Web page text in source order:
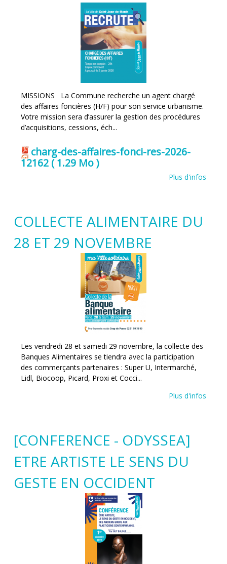
MISSIONS La Commune recherche un agent chargé
des affaires foncières (H/F) pour son service urbanisme.
Votre mission sera d’assurer la gestion des procédures
d’acquisitions, cessions, éch...
charg-des-affaires-fonci-res-2026-
12162 ( 1.29 Mo )
Plus d'infos
COLLECTE ALIMENTAIRE DU
28 ET 29 NOVEMBRE
Les vendredi 28 et samedi 29 novembre, la collecte des
Banques Alimentaires se tiendra avec la participation
des commerçants partenaires : Super U, Intermarché,
Lidl, Biocoop, Picard, Proxi et Cocci...
Plus d'infos
[CONFERENCE - ODYSSEA]
ETRE ARTISTE LE SENS DU
GESTE EN OCCIDENT